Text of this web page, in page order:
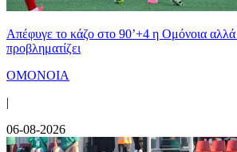
Απέφυγε το κάζο στο 90’+4 η Ομόνοια αλλά
προβληματίζει
ΟΜΟΝΟΙΑ
|
06-08-2026